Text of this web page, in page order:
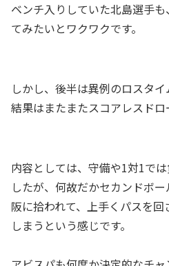
ベンチ入りしていた北島選手
てみたいとワクワクです。
しかし、後半は異例のロスタイ
結果はまたまたスコアレスドロ
内容としては、守備や1対1で
したが、何故だかセカンドボ
阪に拾われて、上手くパスを
しまうという感じです。